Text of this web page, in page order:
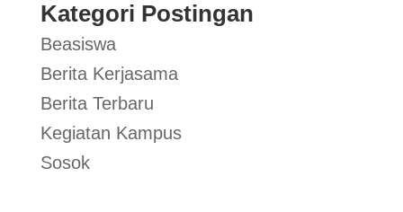
Kategori Postingan
Beasiswa
Berita Kerjasama
Berita Terbaru
Kegiatan Kampus
Sosok